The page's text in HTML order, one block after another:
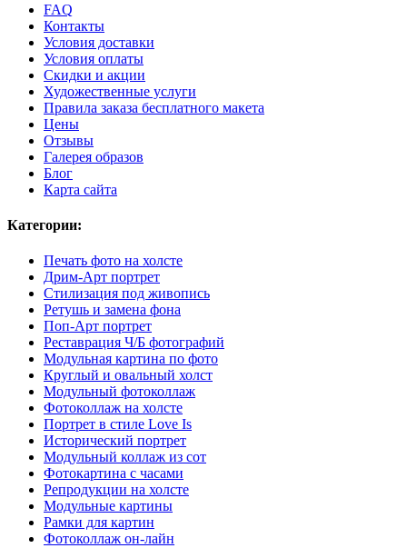
FAQ
Контакты
Условия доставки
Условия оплаты
Скидки и акции
Художественные услуги
Правила заказа бесплатного макета
Цены
Отзывы
Галерея образов
Блог
Карта сайта
Категории:
Печать фото на холсте
Дрим-Арт портрет
Стилизация под живопись
Ретушь и замена фона
Поп-Арт портрет
Реставрация Ч/Б фотографий
Модульная картина по фото
Круглый и овальный холст
Модульный фотоколлаж
Фотоколлаж на холсте
Портрет в стиле Love Is
Исторический портрет
Модульный коллаж из сот
Фотокартина с часами
Репродукции на холсте
Модульные картины
Рамки для картин
Фотоколлаж он-лайн